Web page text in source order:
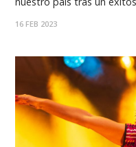
Gods We Can Touch que
16 FEB 2023